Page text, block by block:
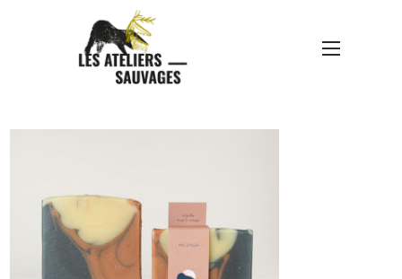
SAVONNERIE DU FUTUR
SIMPLE DE MARYSE
BOULARD